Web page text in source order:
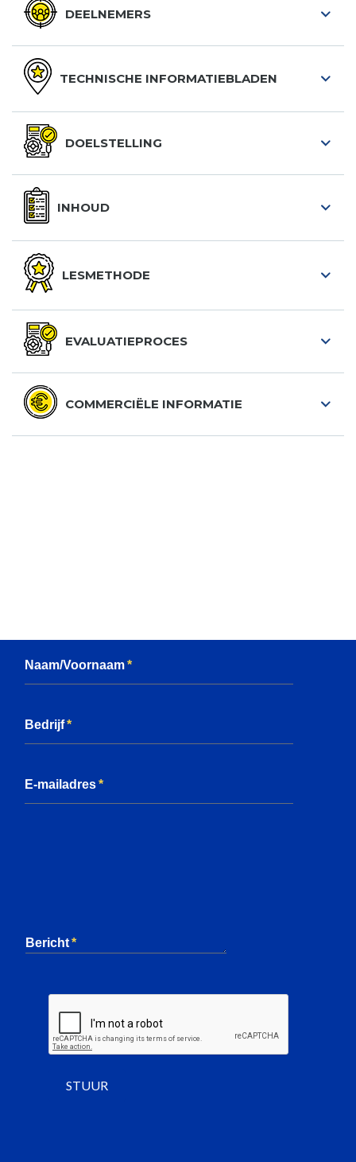
DEELNEMERS
TECHNISCHE INFORMATIEBLADEN
DOELSTELLING
INHOUD
LESMETHODE
EVALUATIEPROCES
COMMERCIËLE INFORMATIE
Naam/Voornaam
Bedrijf
E-mailadres
Bericht
STUUR